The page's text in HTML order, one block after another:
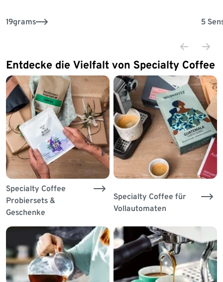
19grams 5
Entdecke die Vielfalt von Specialty Coffee
Specialty Coffee
Probiersets &
Geschenke
Specialty Coffee für
Vollautomaten